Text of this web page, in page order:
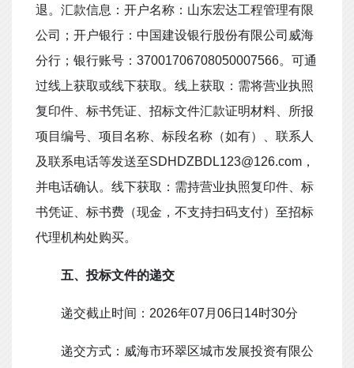
退。汇款信息：开户名称：山东宏达工程管理有限
公司；开户银行：中国建设银行股份有限公司威海
分行；银行账号： 37001706708050007566。可通
过线上获取或线下获取。线上获取：需将营业执照
复印件、 标书凭证、招标文件汇款证明材料、所报
项目编号、项目名称、标段名称（如有）、联系人
及联系电话等发送至SDHDZBDL123@126.com ，
并电话确认。线下获取：需持营业执照复印件、标
书凭证、标书费（现金，不支持扫码支付）至招标
代理机构处购买。
五、投标文件的递交
递交截止时间： 2026年07 月 06日 14时30分
递交方式：威海市环翠区城市发展投资有限公